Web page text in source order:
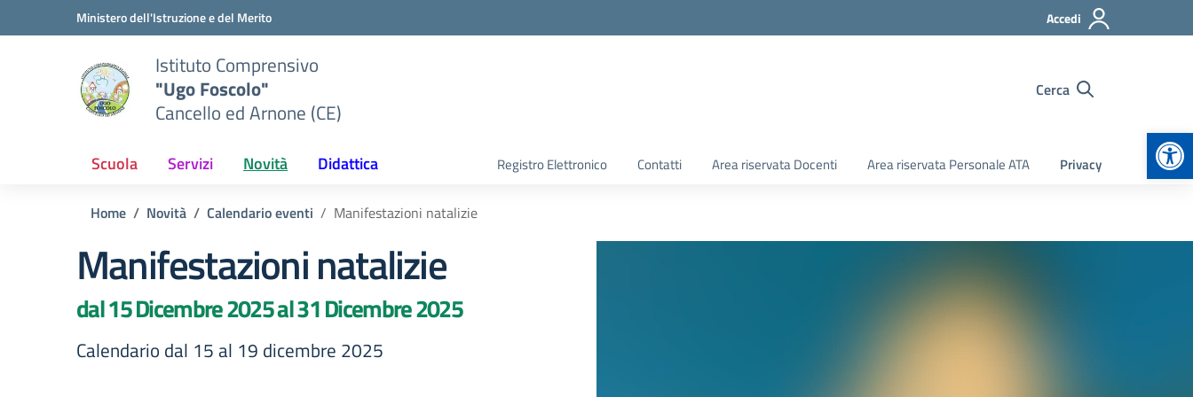
Vai ai contenuti
Vai al menu di navigazioneMinistero dell'Istruzione e del Merito Accedi
Istituto Comprensivo
"Ugo Foscolo"
Cancello ed Arnone (CE)
Cerca
Scuola Servizi Novità Didattica Registro Elettronico Contatti Area riservata Docenti Area riservata Personale ATA Privacy
Home Novità Calendario eventi Manifestazioni natalizie
Manifestazioni natalizie
dal 15 Dicembre 2025 al 31 Dicembre 2025
Calendario dal 15 al 19 dicembre 2025